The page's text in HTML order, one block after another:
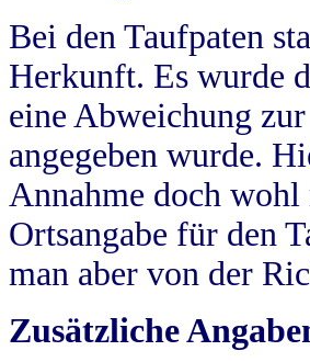
Bei den Taufpaten
Herkunft. Es wurde
eine Abweichung
angegeben wurde.
Annahme doch
Ortsangabe für den
man aber von der
Zusätzliche